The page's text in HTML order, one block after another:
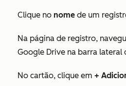
Clique no nome de um
Na página de registro,
Google Drive na barra lateral
No cartão, clique em +